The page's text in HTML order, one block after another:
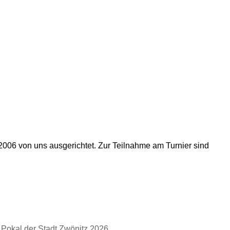
von uns ausgerichtet. Zur Teilnahme am Turnier sind